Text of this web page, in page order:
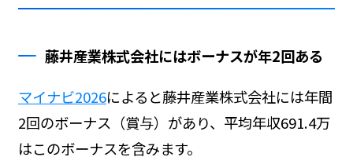
藤井産業株式会社にはボーナスが年2回ある
マイナビ2026によると藤井産業株式会社には年間
2回のボーナス（賞与）があり、平均年収691.4万
はこのボーナスを含みます。